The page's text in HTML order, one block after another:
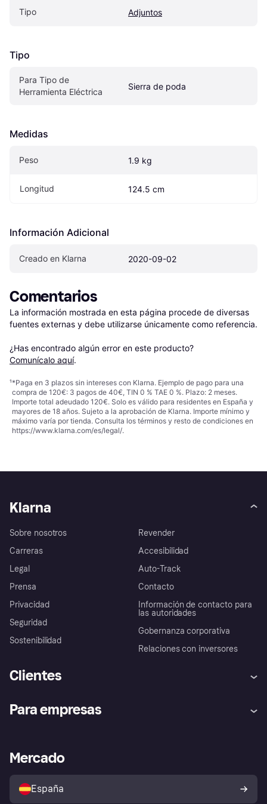
Tipo Adjuntos
Tipo
Para Tipo de
Herramienta Eléctrica
Sierra de poda
Medidas
Peso 1.9 kg
Longitud 124.5 cm
Información Adicional
Creado en Klarna 2020-09-02
Comentarios
La información mostrada en esta página procede de diversas
fuentes externas y debe utilizarse únicamente como referencia.
¿Has encontrado algún error en este producto?
Comunícalo aquí.
¹*Paga en 3 plazos sin intereses con Klarna. Ejemplo de pago para una
compra de 120€: 3 pagos de 40€, TIN 0 % TAE 0 %. Plazo: 2 meses.
Importe total adeudado 120€. Solo es válido para residentes en España y
mayores de 18 años. Sujeto a la aprobación de Klarna. Importe mínimo y
máximo varía por tienda. Consulta los términos y resto de condiciones en
https://www.klarna.com/es/legal/.
Klarna
Sobre nosotros
Carreras
Legal
Prensa
Privacidad
Seguridad
Sostenibilidad
Revender
Accesibilidad
Auto-Track
Contacto
Información de contacto para
las autoridades
Gobernanza corporativa
Relaciones con inversores
Clientes
Inicio de sesión
Directorio de tiendas
Política de protección al
comprador de Klarna
Reclamaciones
Para empresas
Acceso empresas
Mercado
España